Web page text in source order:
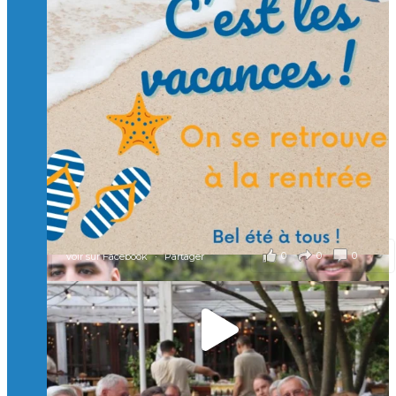
Charger plus Suivre sur Instagram
🙏 Soutenez l’Isep via la taxe d’apprentissage 2026
et contribuons ensemble à former les générations
d’ingénieurs de demain. 🙏
Merci à tous !
🎯 Taxe d’apprentissage 2026 : avec l'Isep, investissez pour
un numérique au service de l'humain !
À l’Isep, nous formons des ingénieurs, des bachelors, des
Mastères Spécialisés, qui allient excellence technologique et
valeurs humaines, au cœur de notre pro
...Voir plus
il y a 2 mois
0 0 0
Voir sur Facebook · Partager
🚀Afterwork à Genève 🚀
🥳 Le 22 avril dernier, 14 Alumni vivant / travaillant
en Suisse ont partagé un moment convivial de
retrouvailles et d'échanges !